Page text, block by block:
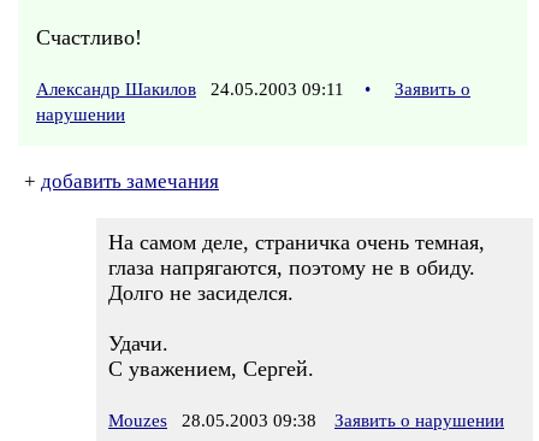
Счастливо!
Александр Шакилов 24.05.2003 09:11 •
Заявить о
нарушении
+ добавить замечания
На самом деле, страничка очень темная,
глаза напрягаются, поэтому не в обиду.
Долго не засиделся.
Удачи.
С уважением, Сергей.
Mouzes 28.05.2003 09:38 Заявить о нарушении